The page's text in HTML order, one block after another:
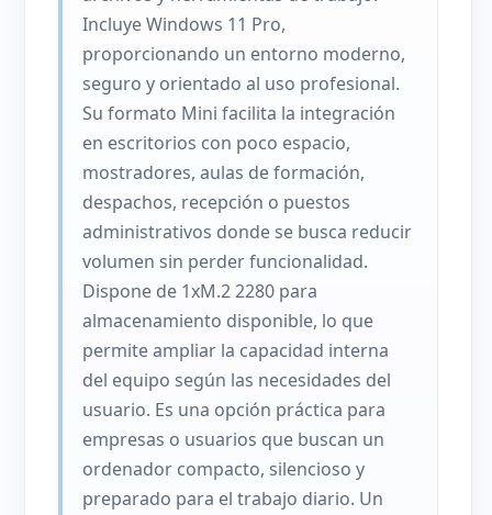
Incluye Windows 11 Pro,
proporcionando un entorno moderno,
seguro y orientado al uso profesional.
Su formato Mini facilita la integración
en escritorios con poco espacio,
mostradores, aulas de formación,
despachos, recepción o puestos
administrativos donde se busca reducir
volumen sin perder funcionalidad.
Dispone de 1xM.2 2280 para
almacenamiento disponible, lo que
permite ampliar la capacidad interna
del equipo según las necesidades del
usuario. Es una opción práctica para
empresas o usuarios que buscan un
ordenador compacto, silencioso y
preparado para el trabajo diario. Un